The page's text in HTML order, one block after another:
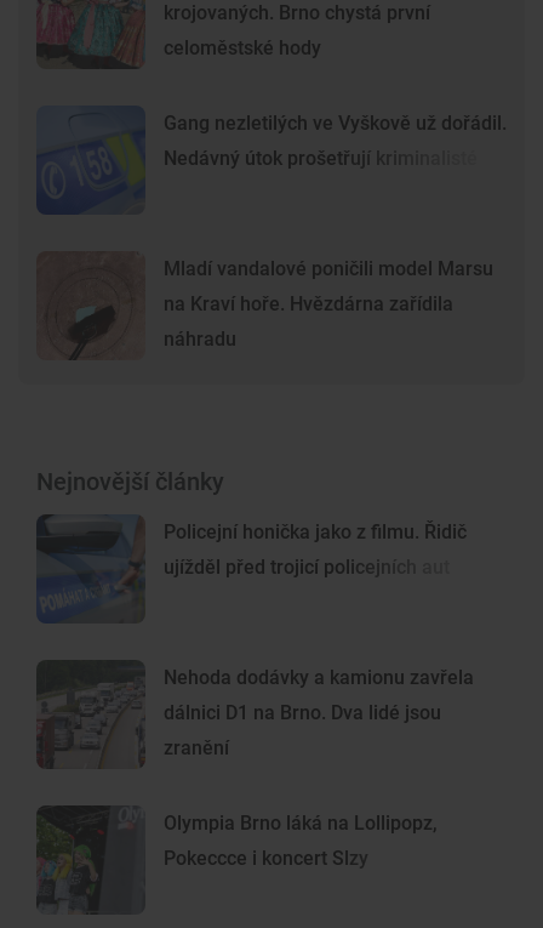
krojovaných. Brno chystá první
celoměstské hody
Gang nezletilých ve Vyškově už dořádil.
Nedávný útok prošetřují kriminalisté
Mladí vandalové poničili model Marsu
na Kraví hoře. Hvězdárna zařídila
náhradu
Nejnovější články
Policejní honička jako z filmu. Řidič
ujížděl před trojicí policejních aut
Nehoda dodávky a kamionu zavřela
dálnici D1 na Brno. Dva lidé jsou
zranění
Olympia Brno láká na Lollipopz,
Pokeccce i koncert Slzy